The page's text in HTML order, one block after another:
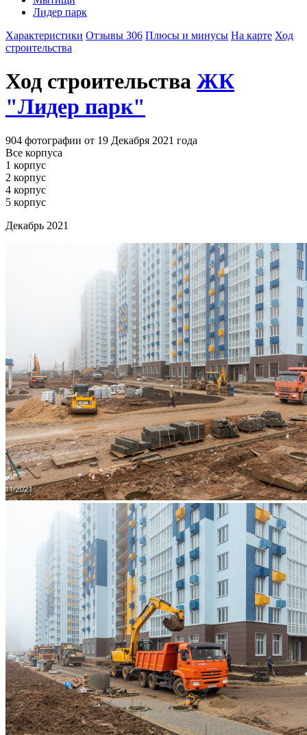
Лидер парк
Характеристики Отзывы 306 Плюсы и минусы На карте Ход
строительства
Ход строительства ЖК
"Лидер парк"
904 фотографии от 19 Декабря 2021 года
Все корпуса
1 корпус
2 корпус
4 корпус
5 корпус
Декабрь 2021